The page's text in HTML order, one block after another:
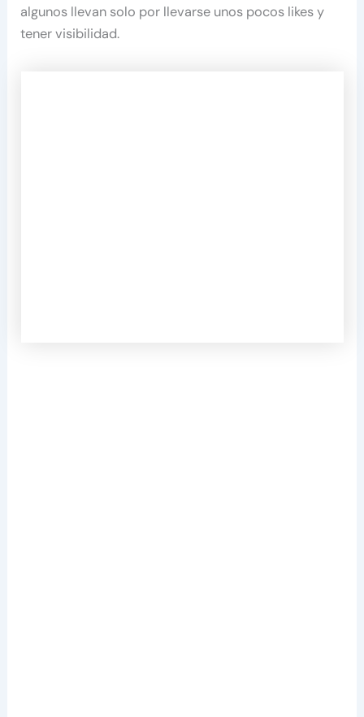
algunos llevan solo por llevarse unos pocos likes y
tener visibilidad.